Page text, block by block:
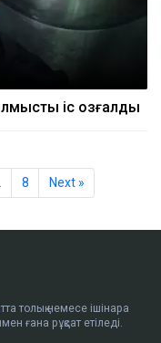
іс қозғалды
8 Next »
толық немесе ішінара
ғана рұқсат етіледі.